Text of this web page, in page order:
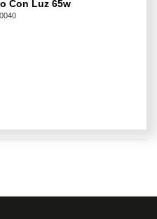
Con Luz 65w